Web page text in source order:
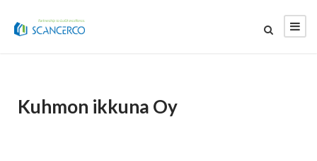
Kuhmon ikkuna Oy